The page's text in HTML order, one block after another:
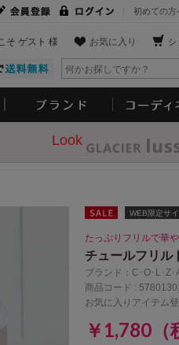
初めての方
シ
お気に入り
そ ゲスト 様
Look
WEB限定サ
たっぷりフリルで華
チュールフリル
ブランド： C･O･L･Z･
商品コード :
お気に入りアイテム
￥1,780（